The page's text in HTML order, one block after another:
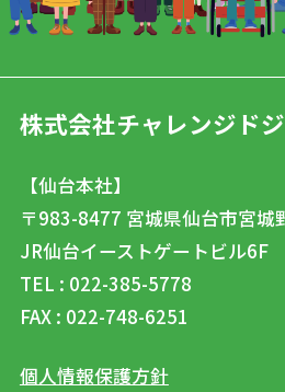
株式会社チャレンジド
【仙台本社】
〒983-8477 宮城県仙台市宮城
JR仙台イーストゲートビル6F
TEL : 022-385-5778
FAX : 022-748-6251
個人情報保護方針